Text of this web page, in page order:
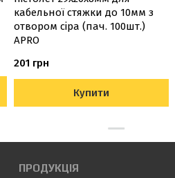
кабельної стяжки до 10мм з
отвором сіра (пач. 100шт.)
APRO
201 грн
Купити
ПРОДУКЦІЯ